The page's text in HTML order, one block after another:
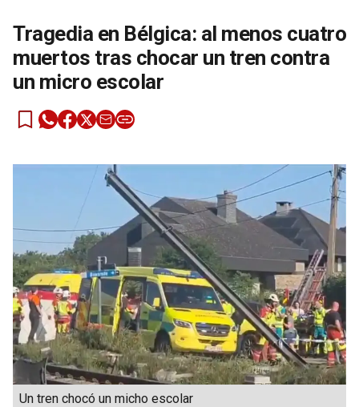
Tragedia en Bélgica: al menos cuatro
muertos tras chocar un tren contra
un micro escolar
Un tren chocó un micho escolar